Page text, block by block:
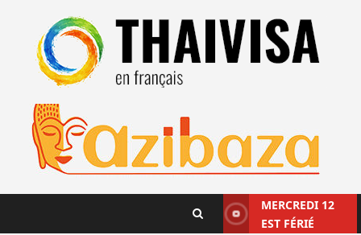
contenu
MERCREDI 12
EST FÉRIÉ